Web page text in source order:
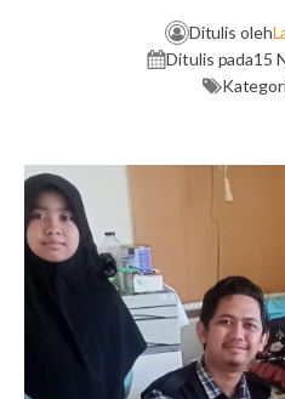
Ditulis oleh
Ditulis pada15